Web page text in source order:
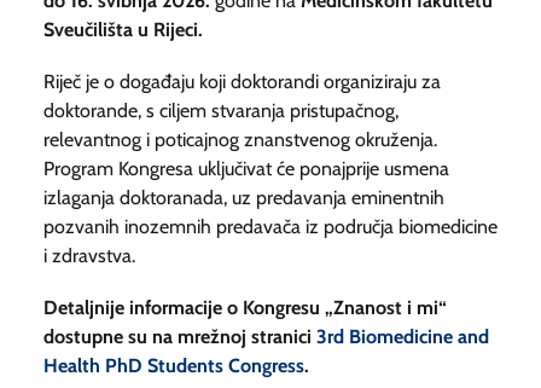
Sveučilišta u Rijeci.
Riječ je o događaju koji doktorandi organiziraju za
doktorande, s ciljem stvaranja pristupačnog,
relevantnog i poticajnog znanstvenog okruženja.
Program Kongresa uključivat će ponajprije usmena
izlaganja doktoranada, uz predavanja eminentnih
pozvanih inozemnih predavača iz područja biomedicine
i zdravstva.
Detaljnije informacije o Kongresu „Znanost i mi“
dostupne su na mrežnoj stranici 3rd Biomedicine and
Health PhD Students Congress.